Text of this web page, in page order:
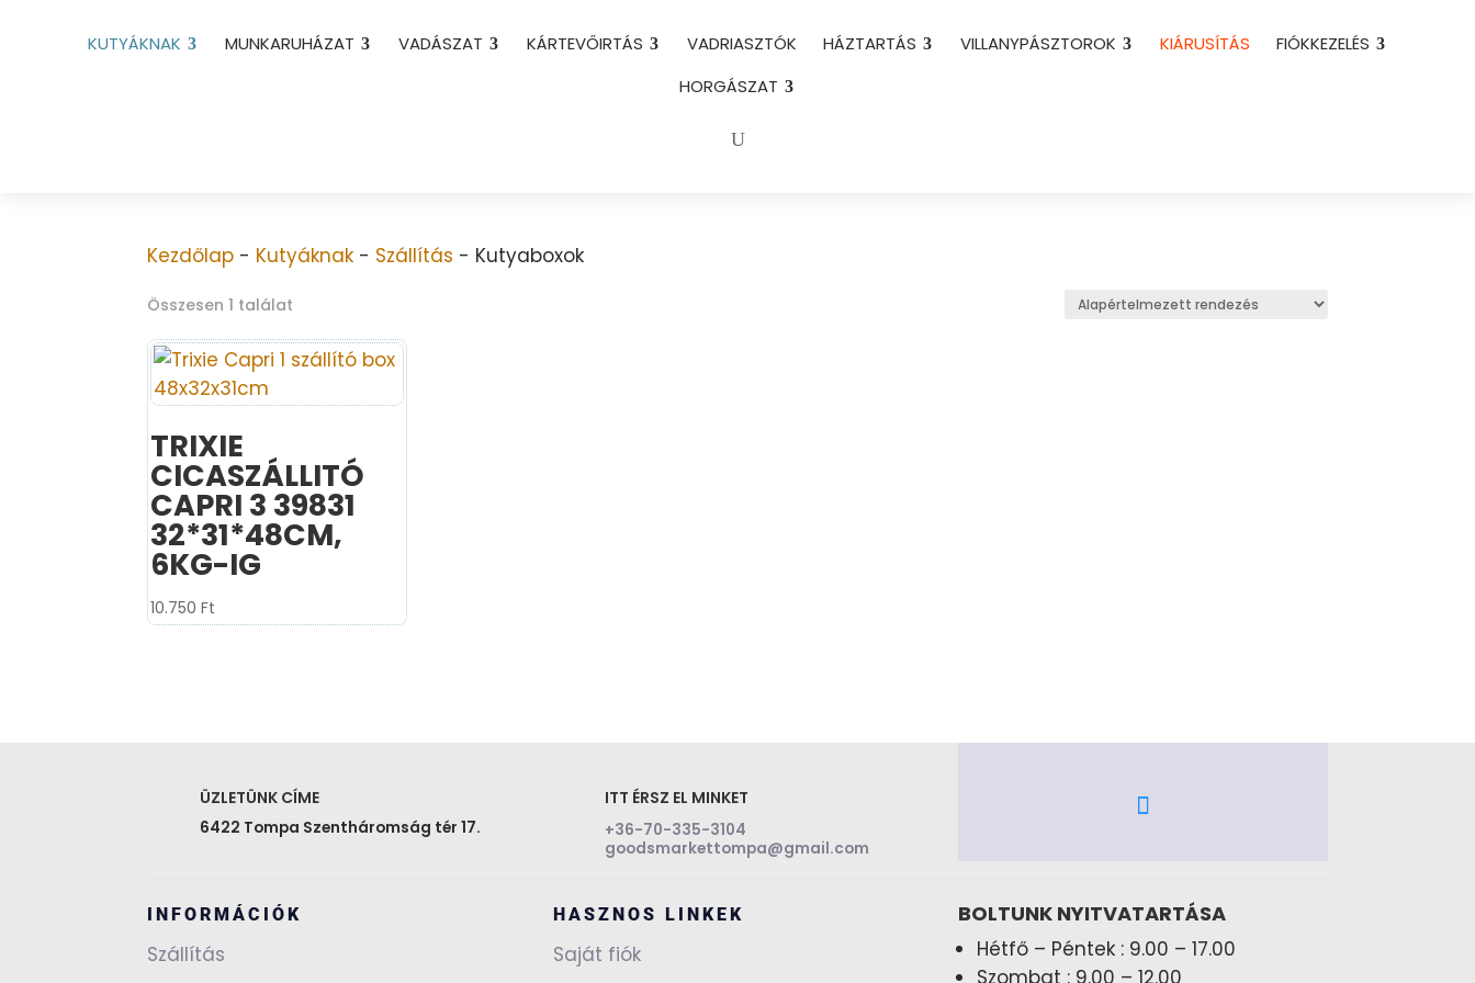
KUTYÁKNAK MUNKARUHÁZAT VADÁSZAT KÁRTEVŐIRTÁS VADRIASZTÓK HÁZTARTÁS VILLANYPÁSZTOROK KIÁRUSÍTÁS
FIÓKKEZELÉS
HORGÁSZAT
Kezdőlap - Kutyáknak - Szállítás - Kutyaboxok
Összesen 1 találat
TRIXIE
CICASZÁLLITÓ
CAPRI 3 39831
32*31*48CM,
6KG-IG
10.750Ft
ÜZLETÜNK CÍME
6422 Tompa Szentháromság tér 17.
ITT ÉRSZ EL MINKET
+36-70-335-3104
goodsmarkettompa@gmail.com
INFORMÁCIÓK
Szállítás
HASZNOS LINKEK
Saját fiók
BOLTUNK NYITVATARTÁSA
Hétfő – Péntek : 9.00 – 17.00
Szombat : 9.00 – 12.00